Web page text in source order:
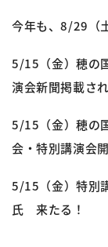
今年も、8/29（
5/15（金）穂の
演会新聞掲載さ
5/15（金）穂の
会・特別講演会
5/15（金）特別
氏 来たる！